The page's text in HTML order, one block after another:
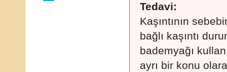
Tedavi:
Kaşıntının
bağlı kaşıntı
bademyağı
ayrı bir konu